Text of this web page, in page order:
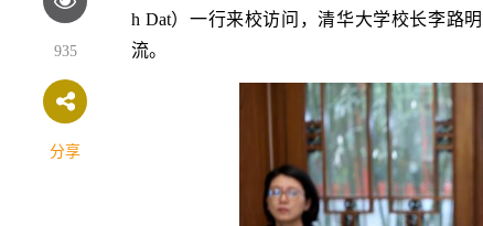
935
分享
h Dat）一行来校访问，清华大学校长李路
流。